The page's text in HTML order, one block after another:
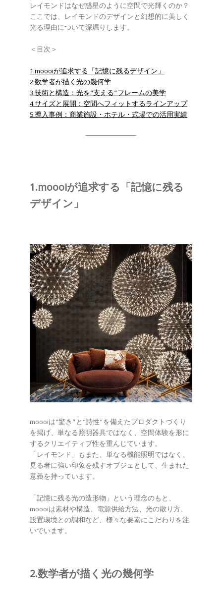
レイモンドはなぜ惑星のように空間で光輝くのか？
ここでは、レイモンドのデザインと幻想的に美しく
光る理由について深堀りします。
＜目次＞
1.moooiが追求する「記憶に残るデザイン」
2.数学者が描く光の幾何学
3.技術と構造：光を“支える”フレームの美学
4.サイズと展開：空間へフィットするラインアップ
5.導入事例：商業施設・ホテル・式場での活用実績
1.moooiが追求する「記憶に残る
デザイン」
moooiは“驚き”と“詩性”を備えたプロダクトづくり
を掲げ、単なる照明器具ではなく、空間体験を形に
するクリエイティブ性を重んじています。
「レイモンド」もまた、単なる機能照明ではなく、
見る者に強い印象を残すオブジェとして、生まれた
意義を持っています。
「記憶に残る光の造形物」という理念のもと、
moooiは素材や構造、電源供給方法、光の散り方、
設置環境との調和など、様々な要素にこだわりを注
いでいます。
2.数学者が描く光の幾何学